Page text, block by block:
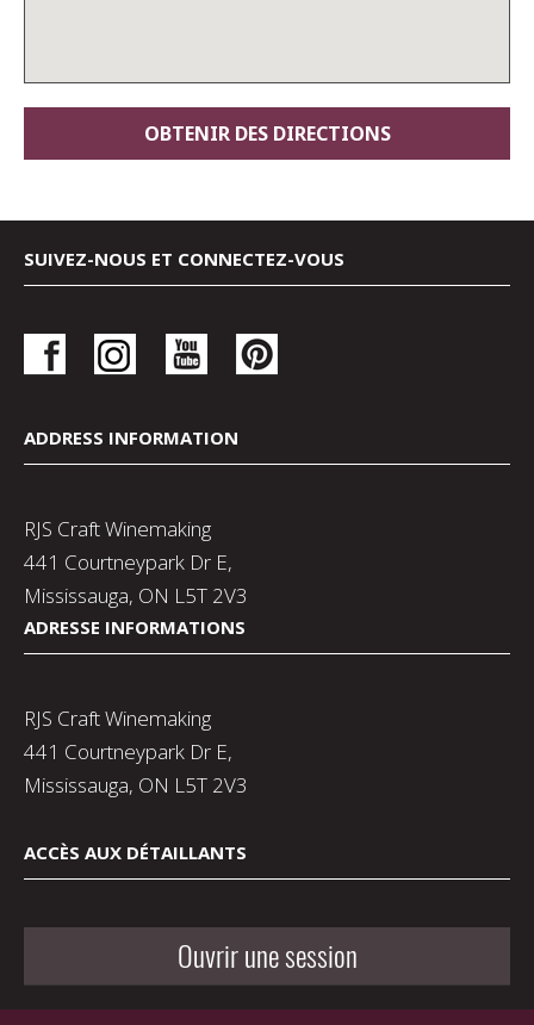
SUIVEZ-NOUS ET CONNECTEZ-VOUS
ADDRESS INFORMATION
RJS Craft Winemaking
441 Courtneypark Dr E,
Mississauga, ON L5T 2V3
ADRESSE INFORMATIONS
RJS Craft Winemaking
441 Courtneypark Dr E,
Mississauga, ON L5T 2V3
ACCÈS AUX DÉTAILLANTS
Ouvrir une session